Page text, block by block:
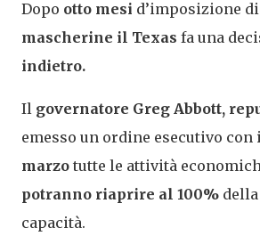
Dopo otto mesi d’imposizione di
mascherine il Texas fa una
indietro.
Il governatore Greg Abbott,
emesso un ordine esecutivo con
marzo tutte le attività
potranno riaprire al 100%
capacità.